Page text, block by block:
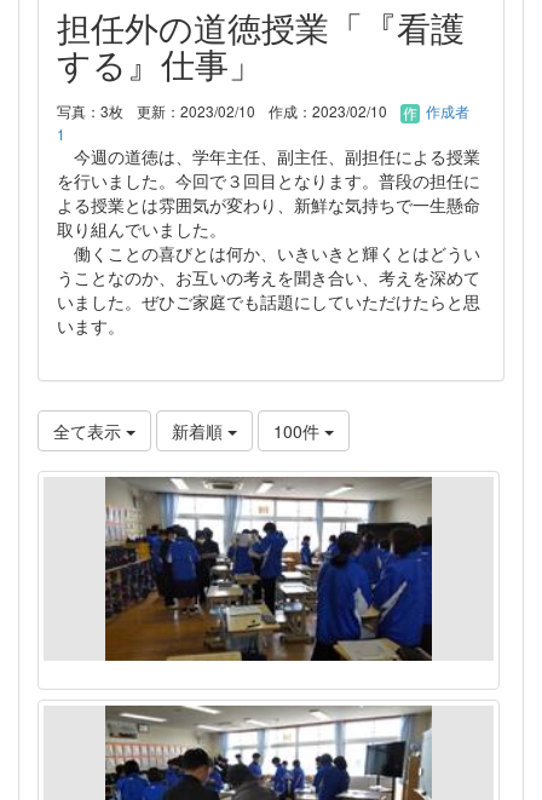
担任外の道徳授業「『看護
する』仕事」
写真：3枚 更新：2023/02/10 作成：2023/02/10
作成者
1
今週の道徳は、学年主任、副主任、副担任による授業
を行いました。今回で３回目となります。普段の担任に
よる授業とは雰囲気が変わり、新鮮な気持ちで一生懸命
取り組んでいました。
働くことの喜びとは何か、いきいきと輝くとはどうい
うことなのか、お互いの考えを聞き合い、考えを深めて
いました。ぜひご家庭でも話題にしていただけたらと思
います。
全て表示 新着順 100件